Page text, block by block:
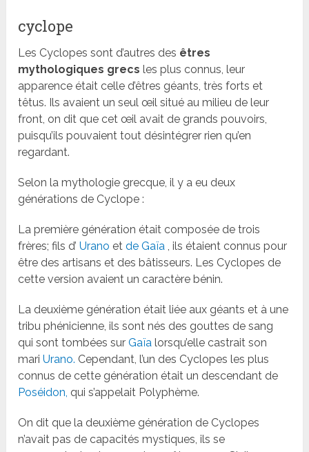
cyclope
Les Cyclopes sont d’autres des êtres
mythologiques grecs les plus connus, leur
apparence était celle d’êtres géants, très forts et
têtus. Ils avaient un seul œil situé au milieu de leur
front, on dit que cet œil avait de grands pouvoirs,
puisqu’ils pouvaient tout désintégrer rien qu’en
regardant.
Selon la mythologie grecque, il y a eu deux
générations de Cyclope :
La première génération était composée de trois
frères; fils d’Urano etde Gaïa , ils étaient connus pour
être des artisans et des bâtisseurs. Les Cyclopes de
cette version avaient un caractère bénin.
La deuxième génération était liée aux géants et à une
tribu phénicienne, ils sont nés des gouttes de sang
qui sont tombées surGaïa lorsqu’elle castrait son
mariUrano. Cependant, l’un des Cyclopes les plus
connus de cette génération était un descendant de
Poséidon, qui s’appelait Polyphème.
On dit que la deuxième génération de Cyclopes
n’avait pas de capacités mystiques, ils se